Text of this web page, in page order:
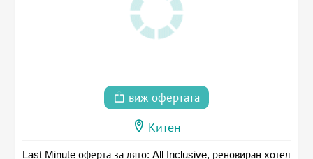
виж офертата
Китен
Last Minute оферта за лято: All Inclusive, реновиран хотел